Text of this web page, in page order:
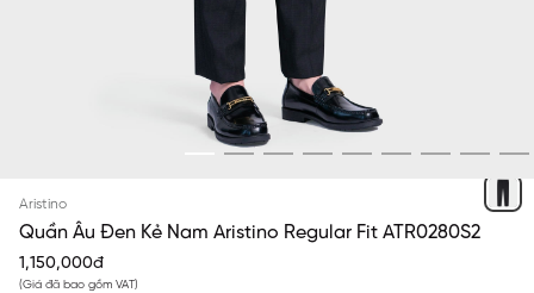
Aristino
Quần Âu Đen Kẻ Nam Aristino Regular Fit ATR0280S2
1,150,000đ
(Giá đã bao gồm VAT)